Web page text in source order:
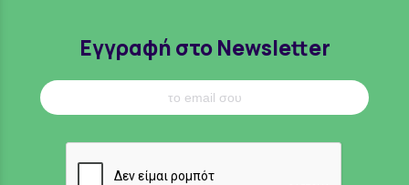
Εγγραφή στο Newsletter